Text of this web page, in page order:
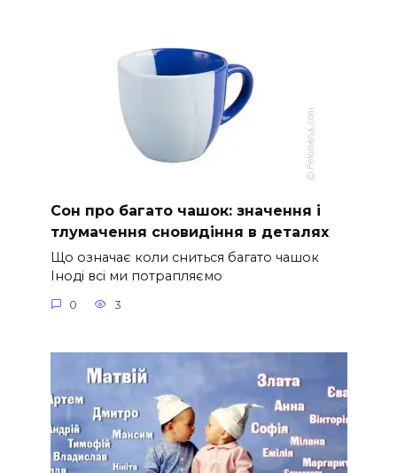
Сон про багато чашок: значення і
тлумачення сновидіння в деталях
Що означає коли сниться багато чашок
Іноді всі ми потрапляємо
0 3